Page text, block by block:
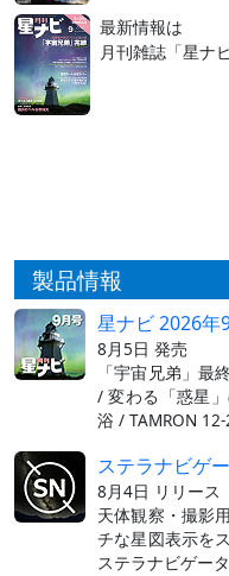
最新情報は
月刊雑誌「星ナ
製品情報
星ナビ 2026年
8月5日 発売
「宇宙兄弟」最
/ 変わる「惑星
浴 / TAMRON
ステラナビゲ
8月4日 リリース
天体観察・撮影
チな星図表示を
ステラナビゲータ